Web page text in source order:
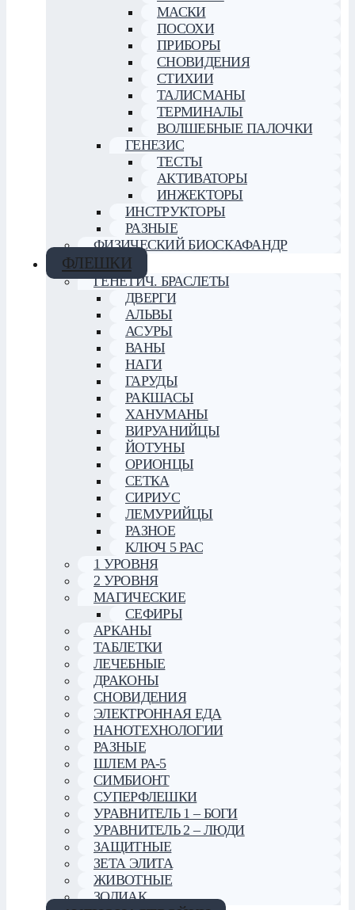
МАСКИ
ПОСОХИ
ПРИБОРЫ
СНОВИДЕНИЯ
СТИХИИ
ТАЛИСМАНЫ
ТЕРМИНАЛЫ
ВОЛШЕБНЫЕ ПАЛОЧКИ
ГЕНЕЗИС
ТЕСТЫ
АКТИВАТОРЫ
ИНЖЕКТОРЫ
ИНСТРУКТОРЫ
РАЗНЫЕ
ФИЗИЧЕСКИЙ БИОСКАФАНДР
ФЛЕШКИ
ГЕНЕТИЧ. БРАСЛЕТЫ
ДВЕРГИ
АЛЬВЫ
АСУРЫ
ВАНЫ
НАГИ
ГАРУДЫ
РАКШАСЫ
ХАНУМАНЫ
ВИРУАНИЙЦЫ
ЙОТУНЫ
ОРИОНЦЫ
СЕТКА
СИРИУС
ЛЕМУРИЙЦЫ
РАЗНОЕ
КЛЮЧ 5 РАС
1 УРОВНЯ
2 УРОВНЯ
МАГИЧЕСКИЕ
СЕФИРЫ
АРКАНЫ
ТАБЛЕТКИ
ЛЕЧЕБНЫЕ
ДРАКОНЫ
СНОВИДЕНИЯ
ЭЛЕКТРОННАЯ ЕДА
НАНОТЕХНОЛОГИИ
РАЗНЫЕ
ШЛЕМ РА-5
СИМБИОНТ
СУПЕРФЛЕШКИ
УРАВНИТЕЛЬ 1 – БОГИ
УРАВНИТЕЛЬ 2 – ЛЮДИ
ЗАЩИТНЫЕ
ЗЕТА ЭЛИТА
ЖИВОТНЫЕ
ЗОДИАК